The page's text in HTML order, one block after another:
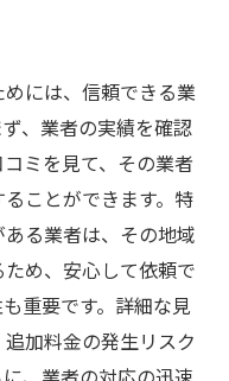
には、信頼できる業
、業者の実績を確認
ミを見て、その業者
ことができます。特
る業者は、その地域
め、安心して依頼で
重要です。詳細な見
加料金の発生リスク